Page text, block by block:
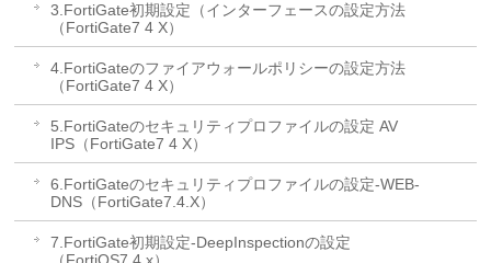
3.FortiGate初期設定（インターフェースの設定方法
（FortiGate7 4 X）
4.FortiGateのファイアウォールポリシーの設定方法
（FortiGate7 4 X）
5.FortiGateのセキュリティプロファイルの設定 AV
IPS（FortiGate7 4 X）
6.FortiGateのセキュリティプロファイルの設定-WEB-
DNS（FortiGate7.4.X）
7.FortiGate初期設定-DeepInspectionの設定